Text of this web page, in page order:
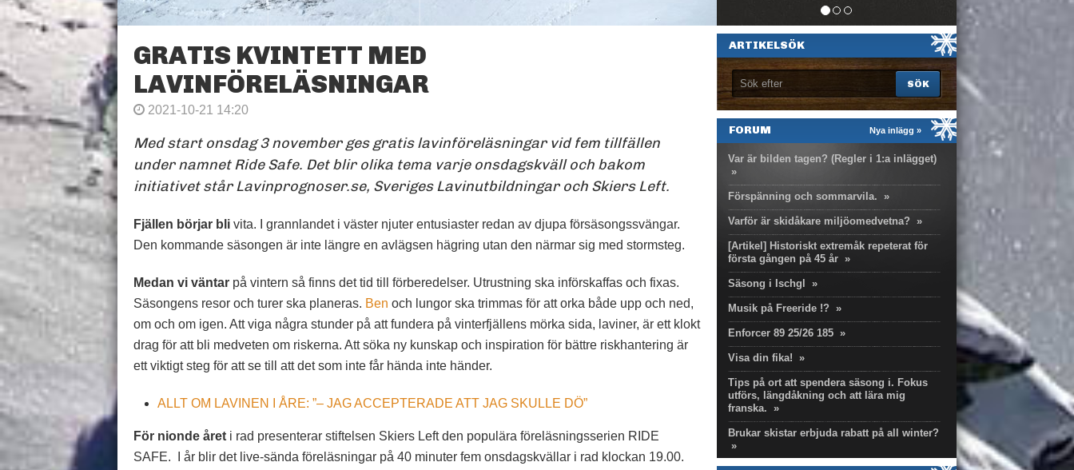
LAVIN VID NALLO, ABISKO.
GRATIS KVINTETT MED
LAVINFÖRELÄSNINGAR
2021-10-21 14:20
Med start onsdag 3 november ges gratis lavinföreläsningar vid fem tillfällen
under namnet Ride Safe. Det blir olika tema varje onsdagskväll och bakom
initiativet står Lavinprognoser.se, Sveriges Lavinutbildningar och Skiers Left.
Fjällen börjar bli vita. I grannlandet i väster njuter entusiaster redan av djupa försäsongssvängar.
Den kommande säsongen är inte längre en avlägsen hägring utan den närmar sig med stormsteg.
Medan vi väntar på vintern så finns det tid till förberedelser. Utrustning ska införskaffas och fixas.
Säsongens resor och turer ska planeras. Ben och lungor ska trimmas för att orka både upp och ned,
om och om igen. Att viga några stunder på att fundera på vinterfjällens mörka sida, laviner, är ett klokt
drag för att bli medveten om riskerna. Att söka ny kunskap och inspiration för bättre riskhantering är
ett viktigt steg för att se till att det som inte får hända inte händer.
ALLT OM LAVINEN I ÅRE: ”– JAG ACCEPTERADE ATT JAG SKULLE DÖ”
För nionde året i rad presenterar stiftelsen Skiers Left den populära föreläsningsserien RIDE
SAFE. I år blir det live-sända föreläsningar på 40 minuter fem onsdagskvällar i rad klockan 19.00.
ARTIKELSÖK
Nya inlägg »
FORUM
Var är bilden tagen? (Regler i 1:a inlägget)
»
Förspänning och sommarvila. »
Varför är skidåkare miljöomedvetna? »
[Artikel] Historiskt extremåk repeterat för
första gången på 45 år »
Säsong i Ischgl »
Musik på Freeride !? »
Enforcer 89 25/26 185 »
Visa din fika! »
Tips på ort att spendera säsong i. Fokus
utförs, längdåkning och att lära mig
franska. »
Brukar skistar erbjuda rabatt på all winter?
»